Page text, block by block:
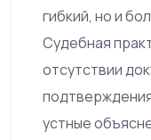
гибкий, но и
Судебная
отсутствии
устные